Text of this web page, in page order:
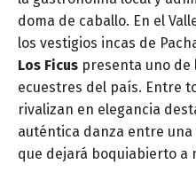
doma de caballo. En el
los vestigios incas de
Los Ficus presenta uno de
ecuestres del país. Entre
rivalizan en elegancia
auténtica danza entre
que dejará boquiabierto a